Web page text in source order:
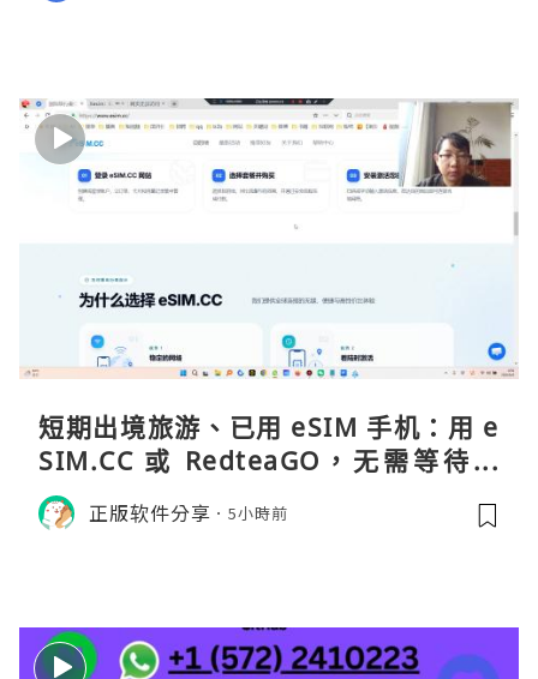
短期出境旅游、已用 eSIM 手机：用 e
SIM.CC 或 RedteaGO，无需等待收
货。需要“当地号码 + 通话短信”（如
打车、外卖、客户联络）：优先 Redt
正版软件分享 5小時前